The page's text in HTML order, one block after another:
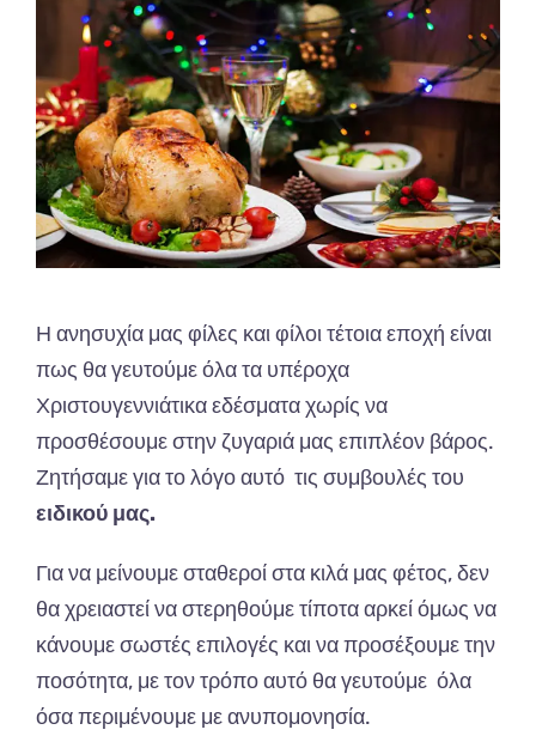
Η ανησυχία μας φίλες και φίλοι τέτοια εποχή είναι
πως θα γευτούμε όλα τα υπέροχα
Χριστουγεννιάτικα εδέσματα χωρίς να
προσθέσουμε στην ζυγαριά μας επιπλέον βάρος.
Ζητήσαμε για το λόγο αυτό τις συμβουλές του
ειδικού μας.
Για να μείνουμε σταθεροί στα κιλά μας φέτος, δεν
θα χρειαστεί να στερηθούμε τίποτα αρκεί όμως να
κάνουμε σωστές επιλογές και να προσέξουμε την
ποσότητα, με τον τρόπο αυτό θα γευτούμε όλα
όσα περιμένουμε με ανυπομονησία.